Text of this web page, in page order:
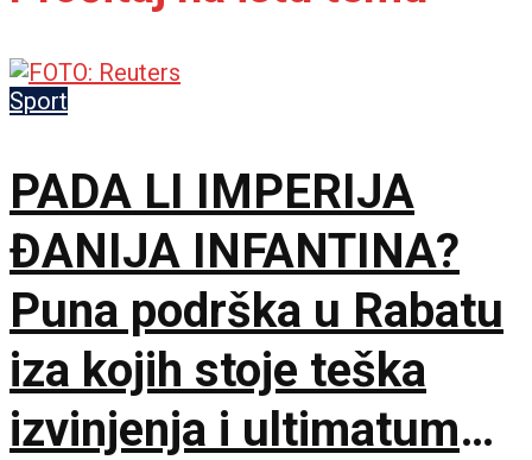
Sport
PADA LI IMPERIJA
ĐANIJA INFANTINA?
Puna podrška u Rabatu
iza kojih stoje teška
izvinjenja i ultimatum